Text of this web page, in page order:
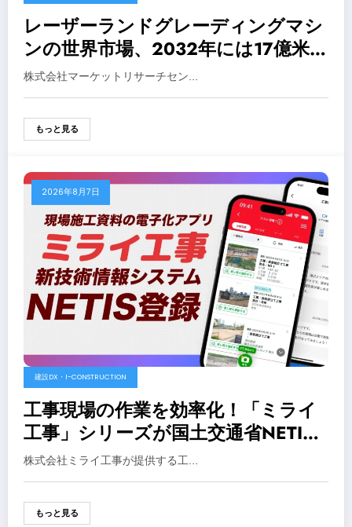
レーザーランドグレーディングマシ
ンの世界市場、2032年には17億米ド
ル超へ拡大予測
株式会社マーケットリサーチセン…
もっと見る
2026年8月7日
建設DX・I-CONSTRUCTION
工事現場の作業を効率化！「ミライ
工事」シリーズが国土交通省NETIS
に登録
株式会社ミライ工事が提供する工…
もっと見る